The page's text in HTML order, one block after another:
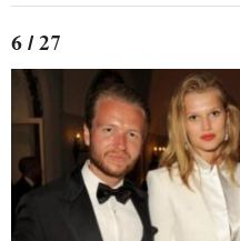
6 / 27